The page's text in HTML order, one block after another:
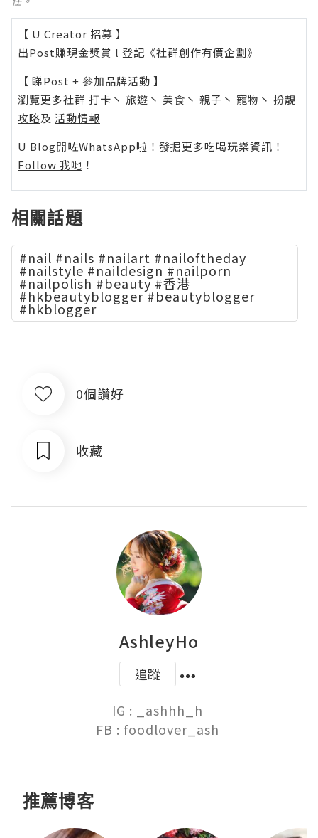
【 U Creator 招募 】
出Post賺現金獎賞 l 登記《社群創作有價企劃》
【 睇Post + 參加品牌活動 】
瀏覽更多社群 打卡 丶 旅遊 丶 美食 丶 親子 丶 寵物 丶 扮靚
攻略及 活動情報
U Blog開咗WhatsApp啦！發掘更多吃喝玩樂資訊！
Follow 我哋 ！
相關話題
#nail #nails #nailart #nailoftheday
#nailstyle #naildesign #nailporn
#nailpolish #beauty #香港
#hkbeautyblogger #beautyblogger
#hkblogger
0個讚好
收藏
AshleyHo
追蹤
IG : _ashhh_h
FB : foodlover_ash
推薦博客